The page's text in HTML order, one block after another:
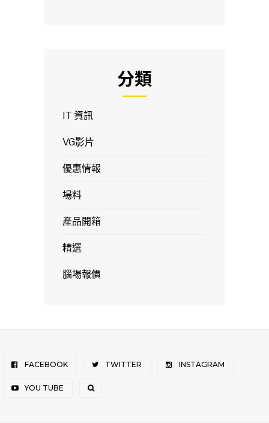
分類
IT 資訊
VG影片
優惠情報
場料
產品開箱
精選
腦場報價
FACEBOOK TWITTER INSTAGRAM
YOU TUBE